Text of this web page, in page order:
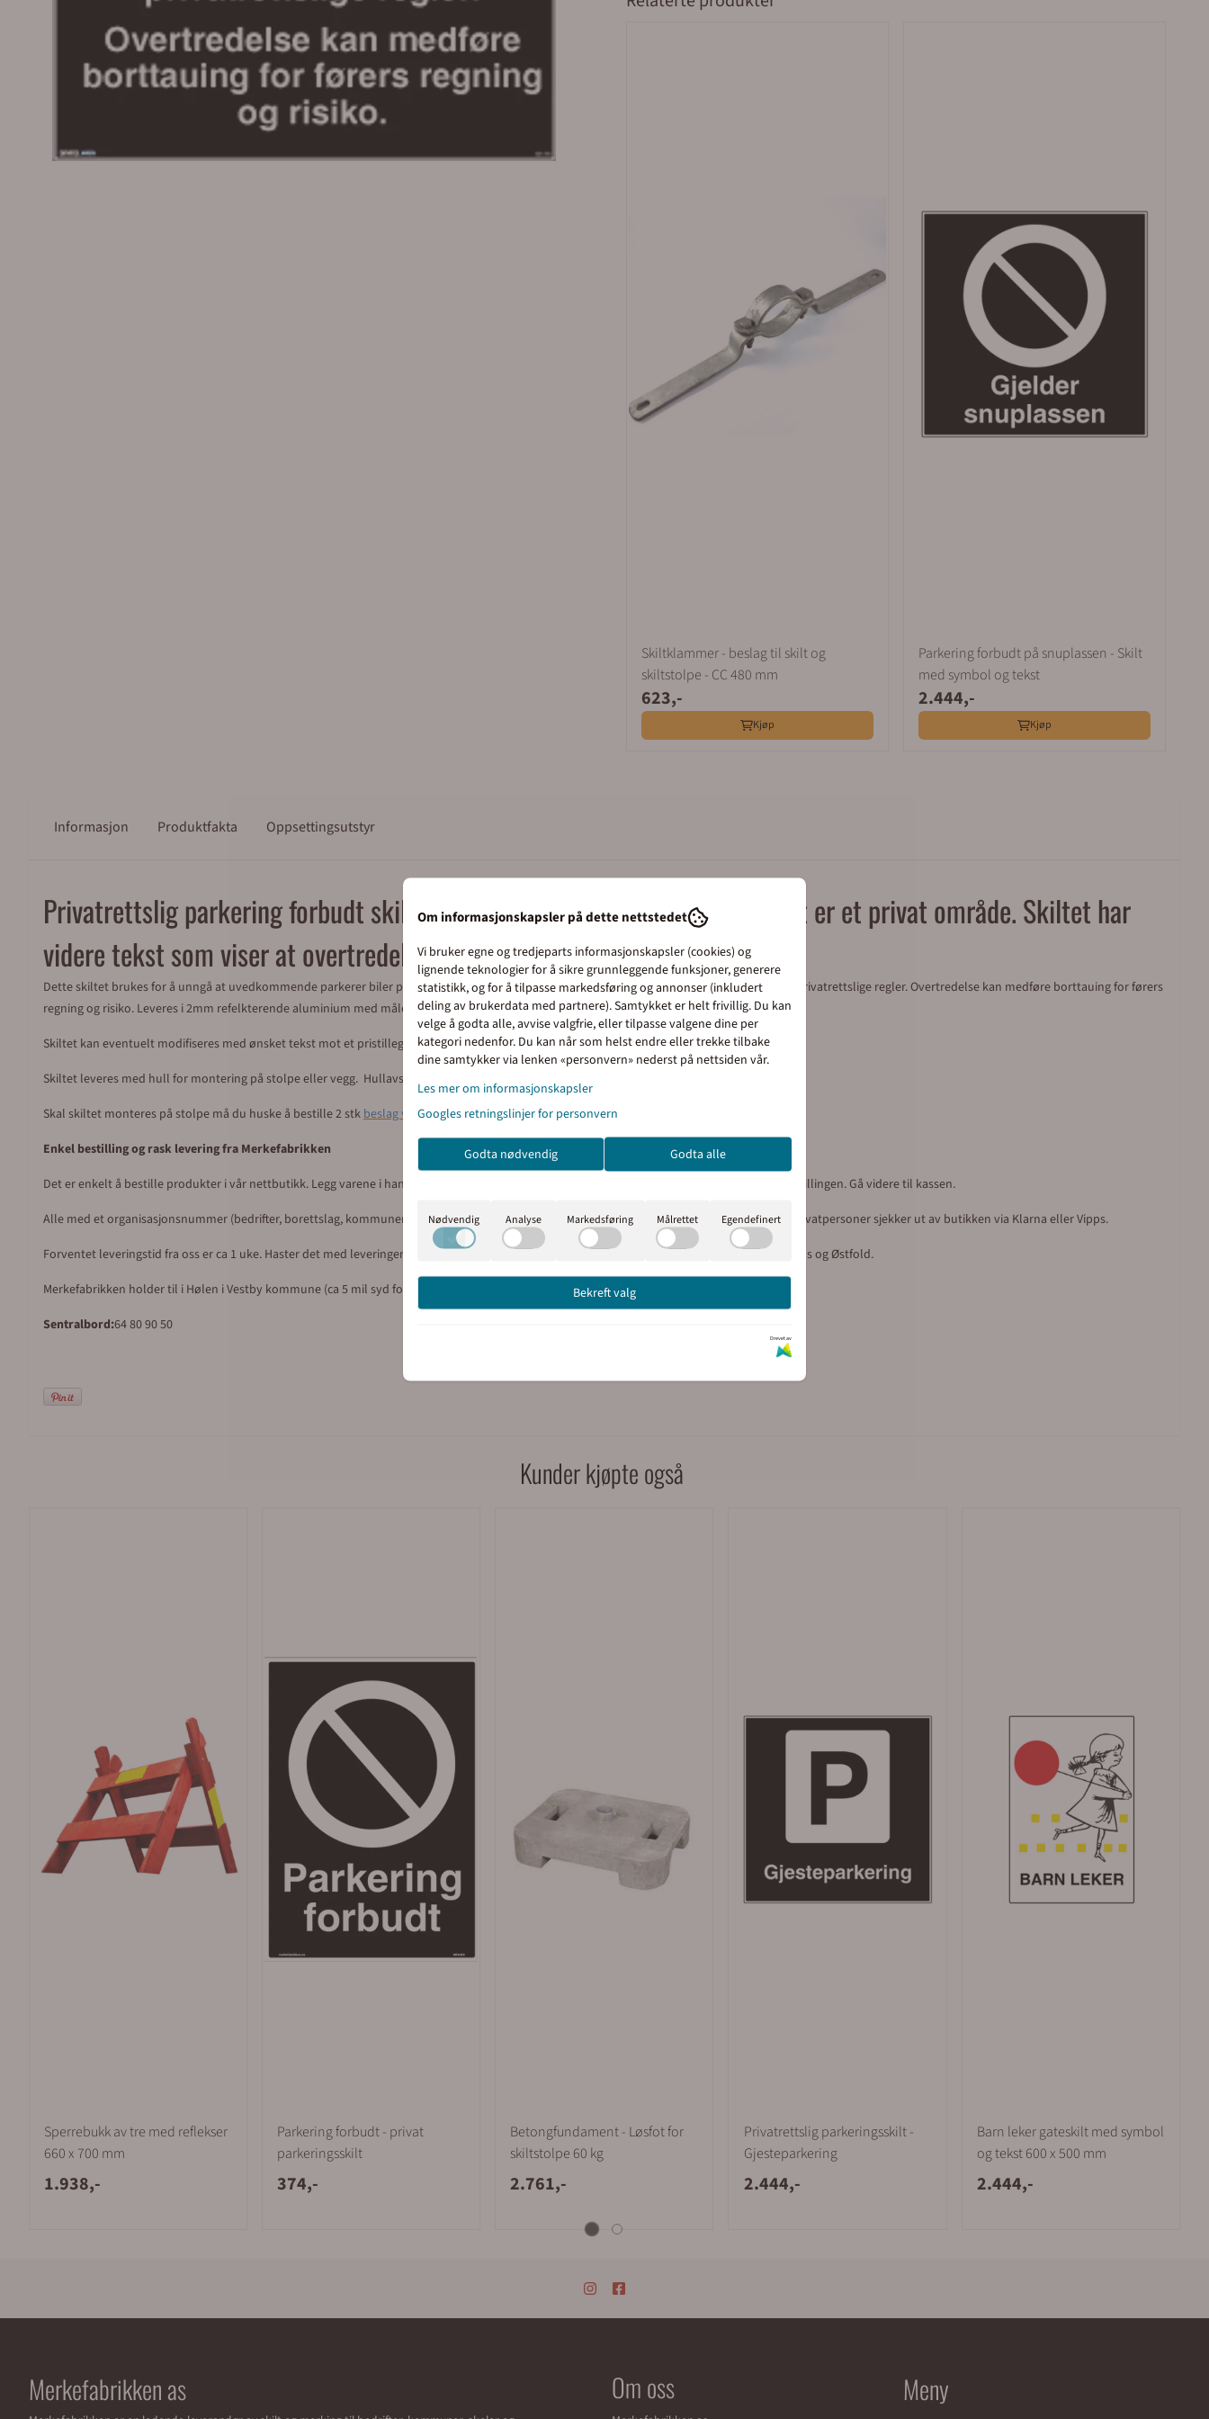
Skiltklammer - beslag til skilt og
skiltstolpe - CC 480 mm
623,-
Kjøp
Parkering forbudt på snuplassen - Skilt
med symbol og tekst
2.444,-
Kjøp
Informasjon Produktfakta Oppsettingsutstyr
Privatrettslig parkering forbudt skilt som med symbol og tekst viser at det er et privat område. Skiltet har
videre tekst som viser at overtredelse kan medføre borttauing
Dette skiltet brukes for å unngå at uvedkommende parkerer biler på privat grunn. Tilleggstekster på dette skiltet: Området håndheves etter privatrettslige regler. Overtredelse kan medføre borttauing for førers
regning og risiko. Leveres i 2mm refelkterende aluminium med målene 70 x 100cm.
Skiltet kan eventuelt modifiseres med ønsket tekst mot et pristillegg.
Skiltet leveres med hull for montering på stolpe eller vegg. Hullavstand 480mm.
Skal skiltet monteres på stolpe må du huske å bestille 2 stkbeslag varenr 133179som passer til stolpe med Ø60mm.
Enkel bestilling og rask levering fra Merkefabrikken
Det er enkelt å bestille produkter i vår nettbutikk. Legg varene i handlekurven, klikk på handlekurv-symbolet oppe til høyre og kontroller bestillingen. Gå videre til kassen.
Alle med et organisasjonsnummer (bedrifter, borettslag, kommuner o.l) får tilsendt faktura med 30 dagers betalingsfrist på EHF eller e-post. Privatpersoner sjekker ut av butikken via Klarna eller Vipps.
Forventet leveringstid fra oss er ca 1 uke. Haster det med leveringen kan vi sende med bedriftspakke over natt, eller med budbil i Oslo, Akershus og Østfold.
Merkefabrikken holder til i Hølen i Vestby kommune (ca 5 mil syd for Oslo). Våre åpningstider er 08.00 til 16.00 alle virkedager.
Sentralbord:64 80 90 50
Kunder kjøpte også
Sperrebukk av tre med reflekser
660 x 700 mm
1.938,-
Parkering forbudt - privat
parkeringsskilt
374,-
Betongfundament - Løsfot for
skiltstolpe 60 kg
2.761,-
Privatrettslig parkeringsskilt -
Gjesteparkering
2.444,-
Barn leker gateskilt med symbol
og tekst 600 x 500 mm
2.444,-
Merkefabrikken as Om oss Meny
Priser inkl. eller ekskl. mva
I denne butikken kan du velge om du vil se
prisene med eller uten moms.
Inkl. mva Ekskl. mva
Om informasjonskapsler på dette nettstedet
Vi bruker egne og tredjeparts informasjonskapsler (cookies) og
lignende teknologier for å sikre grunnleggende funksjoner, generere
statistikk, og for å tilpasse markedsføring og annonser (inkludert
deling av brukerdata med partnere). Samtykket er helt frivillig. Du kan
velge å godta alle, avvise valgfrie, eller tilpasse valgene dine per
kategori nedenfor. Du kan når som helst endre eller trekke tilbake
dine samtykker via lenken «personvern» nederst på nettsiden vår.
Les mer om informasjonskapsler
Googles retningslinjer for personvern
Godta nødvendig Godta alle
Nødvendig Analyse Markedsføring Målrettet Egendefinert
Bekreft valg
Drevet av